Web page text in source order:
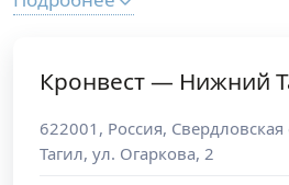
Кронвест — Нижний
622001 , Россия, Свердловская
Тагил, ул. Огаркова, 2